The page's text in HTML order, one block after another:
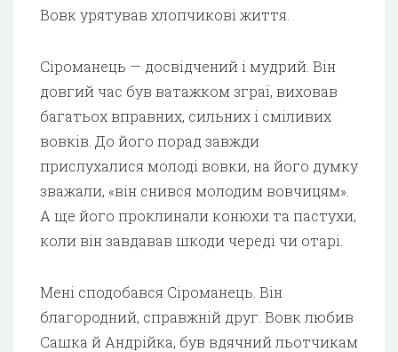
Вовк урятував хлопчикові життя.
Сіроманець — досвідчений і мудрий. Він
довгий час був ватажком зграї, виховав
багатьох вправних, сильних і сміливих
вовків. До його порад завжди
прислухалися молоді вовки, на його думку
зважали, «він снився молодим вовчицям».
А ще його проклинали конюхи та пастухи,
коли він завдавав шкоди череді чи отарі.
Мені сподобався Сіроманець. Він
благородний, справжній друг. Вовк любив
Сашка й Андрійка, був вдячний льотчикам